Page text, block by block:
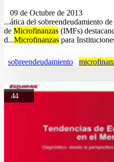
09 de Octubre de 2013
...ática del sobreendeudamiento
de Microfinanzas (IMFs)
d...Microfinanzas para
sobreendeudamiento
44